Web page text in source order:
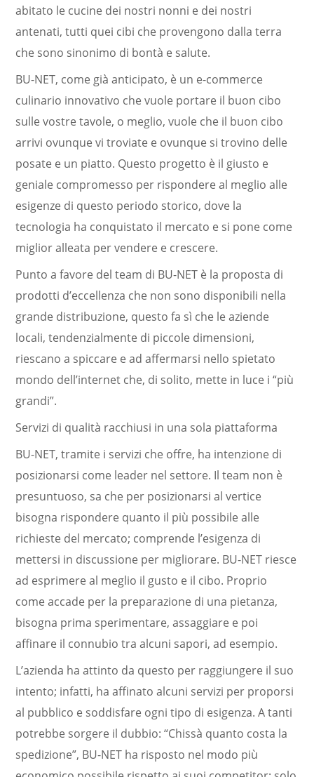
abitato le cucine dei nostri nonni e dei nostri
antenati, tutti quei cibi che provengono dalla terra
che sono sinonimo di bontà e salute.
BU-NET, come già anticipato, è un e-commerce
culinario innovativo che vuole portare il buon cibo
sulle vostre tavole, o meglio, vuole che il buon cibo
arrivi ovunque vi troviate e ovunque si trovino delle
posate e un piatto. Questo progetto è il giusto e
geniale compromesso per rispondere al meglio alle
esigenze di questo periodo storico, dove la
tecnologia ha conquistato il mercato e si pone come
miglior alleata per vendere e crescere.
Punto a favore del team di BU-NET è la proposta di
prodotti d’eccellenza che non sono disponibili nella
grande distribuzione, questo fa sì che le aziende
locali, tendenzialmente di piccole dimensioni,
riescano a spiccare e ad affermarsi nello spietato
mondo dell’internet che, di solito, mette in luce i “più
grandi”.
Servizi di qualità racchiusi in una sola piattaforma
BU-NET, tramite i servizi che offre, ha intenzione di
posizionarsi come leader nel settore. Il team non è
presuntuoso, sa che per posizionarsi al vertice
bisogna rispondere quanto il più possibile alle
richieste del mercato; comprende l’esigenza di
mettersi in discussione per migliorare. BU-NET riesce
ad esprimere al meglio il gusto e il cibo. Proprio
come accade per la preparazione di una pietanza,
bisogna prima sperimentare, assaggiare e poi
affinare il connubio tra alcuni sapori, ad esempio.
L’azienda ha attinto da questo per raggiungere il suo
intento; infatti, ha affinato alcuni servizi per proporsi
al pubblico e soddisfare ogni tipo di esigenza. A tanti
potrebbe sorgere il dubbio: “Chissà quanto costa la
spedizione”, BU-NET ha risposto nel modo più